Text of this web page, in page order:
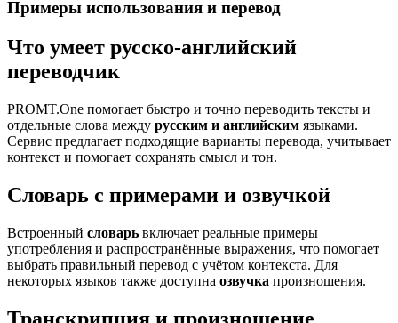
Примеры использования и перевод
Что умеет русско-английский
переводчик
PROMT.One помогает быстро и точно переводить тексты и
отдельные слова между русским и английским языками.
Сервис предлагает подходящие варианты перевода, учитывает
контекст и помогает сохранять смысл и тон.
Словарь с примерами и озвучкой
Встроенный словарь включает реальные примеры
употребления и распространённые выражения, что помогает
выбрать правильный перевод с учётом контекста. Для
некоторых языков также доступна озвучка произношения.
Транскрипция и произношение